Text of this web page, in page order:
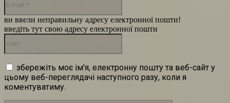
ви ввели неправильну адресу електронної пошти!
введіть тут свою адресу електронної пошти
збережіть моє ім'я, електронну пошту та веб-сайт у
цьому веб-переглядачі наступного разу, коли я
коментуватиму.